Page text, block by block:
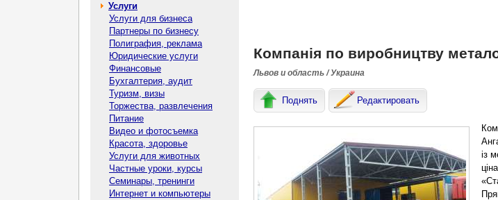
Услуги
Услуги для бизнеса
Партнеры по бизнесу
Полиграфия, реклама
Юридические услуги
Финансовые
Бухгалтерия, аудит
Туризм, визы
Торжества, развлечения
Питание
Видео и фотосъемка
Красота, здоровье
Услуги для животных
Частные уроки, курсы
Семинары, тренинги
Интернет и компьютеры
Компанія по виробництву
Львов и область / Украина
Поднять Редактировать
із